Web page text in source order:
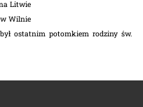
Litwie
Wilnie
ostatnim potomkiem rodziny św.